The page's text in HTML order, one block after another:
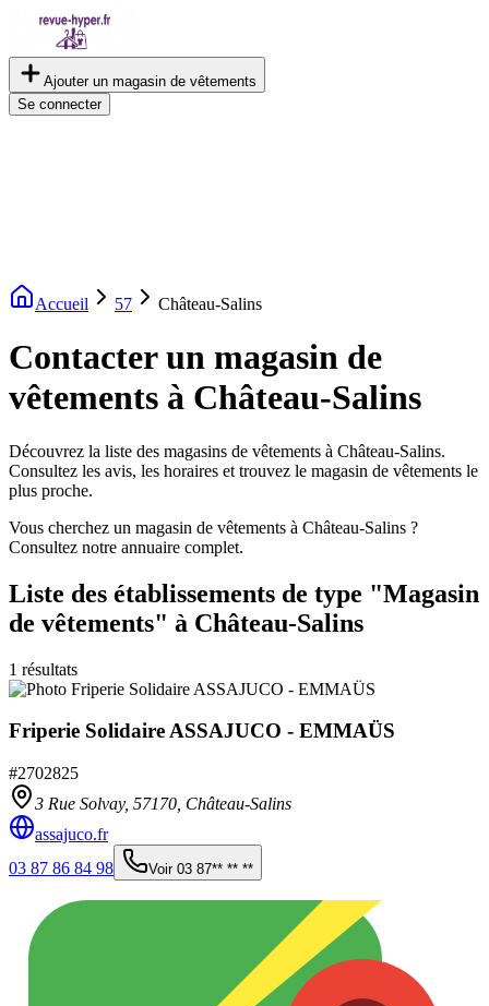
Ajouter un magasin de vêtements
Se connecter
Accueil 57 Château-Salins
Contacter un magasin de
vêtements à Château-Salins
Découvrez la liste des magasins de vêtements à Château-Salins.
Consultez les avis, les horaires et trouvez le magasin de vêtements le
plus proche.
Vous cherchez un magasin de vêtements à Château-Salins ?
Consultez notre annuaire complet.
Liste des établissements de type "Magasin
de vêtements" à Château-Salins
1 résultats
Friperie Solidaire ASSAJUCO - EMMAÜS
#2702825
3 Rue Solvay, 57170 Château-Salins
assajuco.fr
03 87 86 84 98
Voir 03 87** ** **